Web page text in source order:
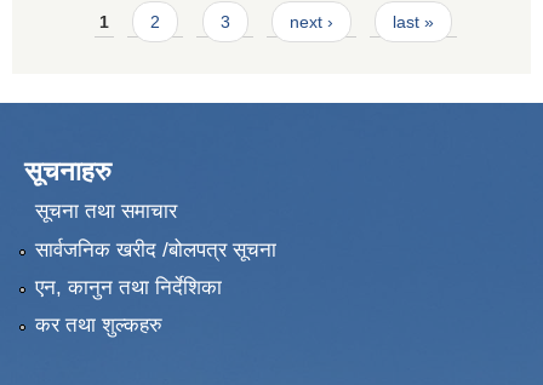
Pages
1 2 3 next › last »
सूचनाहरु
सूचना तथा समाचार
सार्वजनिक खरीद /बोलपत्र सूचना
एन, कानुन तथा निर्देशिका
कर तथा शुल्कहरु